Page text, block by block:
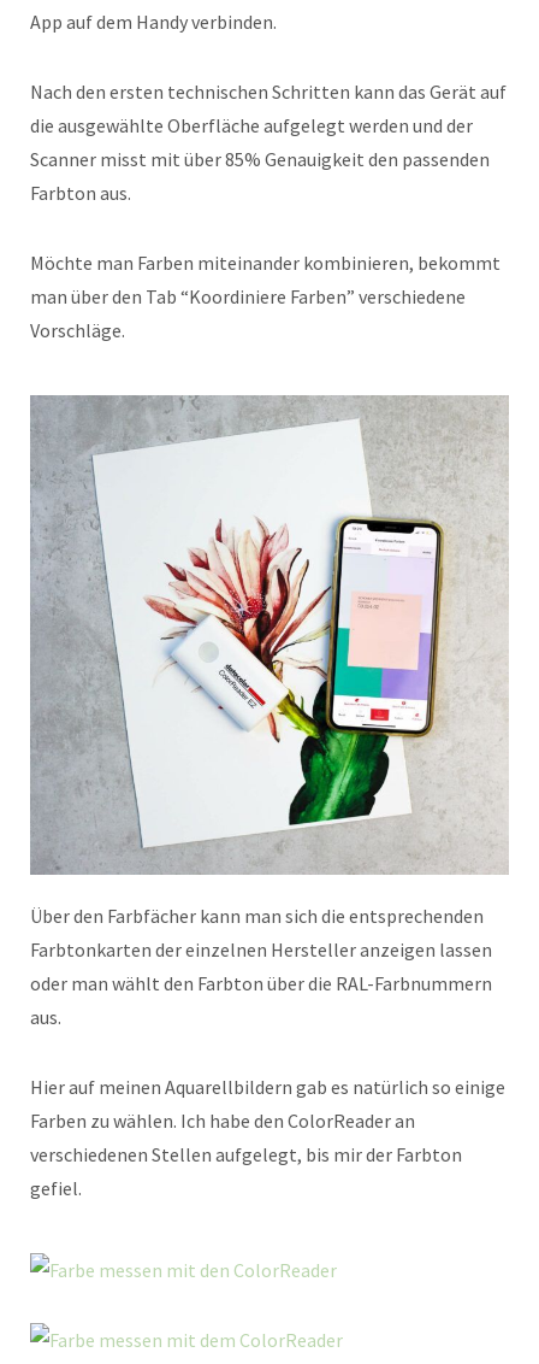
App auf dem Handy verbinden.
Nach den ersten technischen Schritten kann das Gerät auf
die ausgewählte Oberfläche aufgelegt werden und der
Scanner misst mit über 85% Genauigkeit den passenden
Farbton aus.
Möchte man Farben miteinander kombinieren, bekommt
man über den Tab “Koordiniere Farben” verschiedene
Vorschläge.
Über den Farbfächer kann man sich die entsprechenden
Farbtonkarten der einzelnen Hersteller anzeigen lassen
oder man wählt den Farbton über die RAL-Farbnummern
aus.
Hier auf meinen Aquarellbildern gab es natürlich so einige
Farben zu wählen. Ich habe den ColorReader an
verschiedenen Stellen aufgelegt, bis mir der Farbton
gefiel.